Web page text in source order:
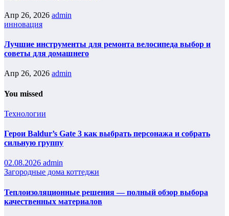
Апр 26, 2026 admin
инновация
Лучшие инструменты для ремонта велосипеда выбор и
советы для домашнего
Апр 26, 2026 admin
You missed
Технологии
Герои Baldur’s Gate 3 как выбрать персонажа и собрать
сильную группу
02.08.2026 admin
Загородные дома коттеджи
Теплоизоляционные решения — полный обзор выбора
качественных материалов